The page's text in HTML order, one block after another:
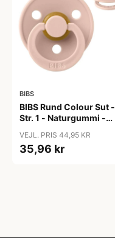
BIBS
BIBS Rund Colour Sut -
Str. 1 - Naturgummi -
VEJL. PRIS 44,95 KR
35,96 kr